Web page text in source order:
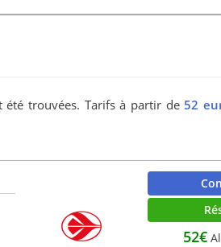
été trouvées. Tarifs à partir de52
52€